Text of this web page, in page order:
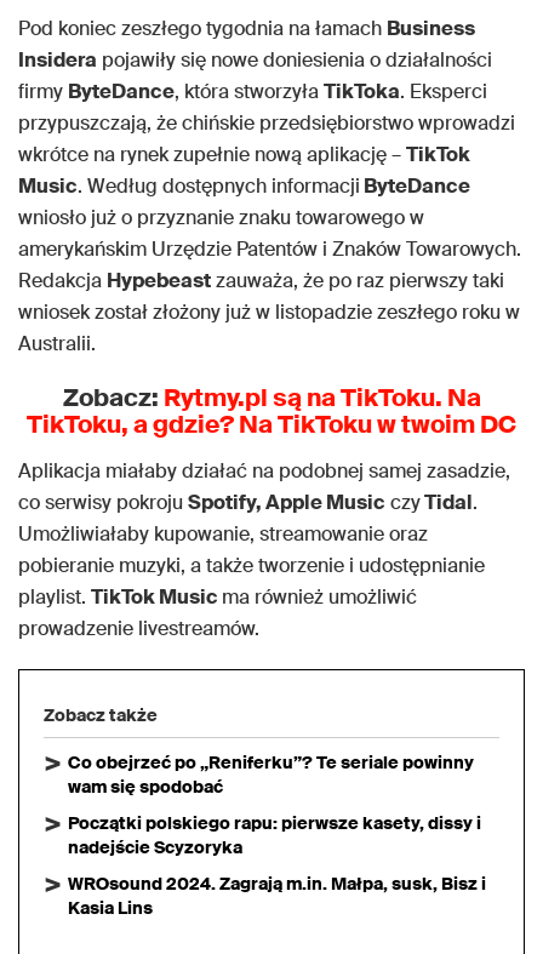
Pod koniec zeszłego tygodnia na łamach Business
Insidera pojawiły się nowe doniesienia o działalności
firmy ByteDance, która stworzyłaTikToka. Eksperci
przypuszczają, że chińskie przedsiębiorstwo wprowadzi
wkrótce na rynek zupełnie nową aplikację –TikTok
Music. Według dostępnych informacji ByteDance
wniosło już o przyznanie znaku towarowego w
amerykańskim Urzędzie Patentów i Znaków Towarowych.
Redakcja Hypebeastzauważa, że po raz pierwszy taki
wniosek został złożony już w listopadzie zeszłego roku w
Australii.
Zobacz: Rytmy.pl są na TikToku. Na
TikToku, a gdzie? Na TikToku w twoim DC
Aplikacja miałaby działać na podobnej samej zasadzie,
co serwisy pokroju Spotify, Apple Music czyTidal.
Umożliwiałaby kupowanie, streamowanie oraz
pobieranie muzyki, a także tworzenie i udostępnianie
playlist. TikTok Music ma również umożliwić
prowadzenie livestreamów.
Zobacz także
Co obejrzeć po „Reniferku”? Te seriale powinny
wam się spodobać
Początki polskiego rapu: pierwsze kasety, dissy i
nadejście Scyzoryka
WROsound 2024. Zagrają m.in. Małpa, susk, Bisz i
Kasia Lins